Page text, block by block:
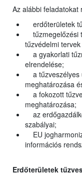
Az alábbi feladatokat
erdőterületek
tűzmegelőzési
tűzvédelmi
a gyakorlati
elrendelése;
a tűzveszélyes
meghatározása
a fokozott
meghatározása;
az
szabályai;
EU
információs
Erdőterületek